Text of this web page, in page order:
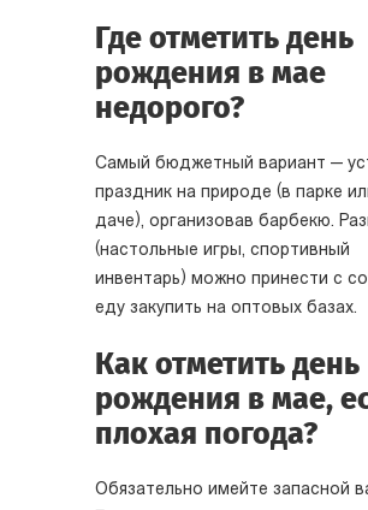
Где отметить день
рождения в мае
недорого?
Самый бюджетный вариант —
праздник на природе (в парке
даче), организовав барбекю.
(настольные игры, спортивный
инвентарь) можно принести с
еду закупить на оптовых базах.
Как отметить день
рождения в мае,
плохая погода?
Обязательно имейте запасной